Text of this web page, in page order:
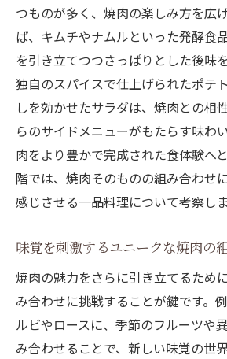
神田の焼肉店で体験する
神田の焼肉で過ごす特別
創作焼肉料理で広がる和牛の新
創作焼肉がもたらす和牛
和牛の特徴を活かした創作
創作焼肉で楽しむ和牛の季
和牛と異文化の融合が生む
創作焼肉で挑戦する和牛の
焼肉を通じた特別な瞬間の演
特別な瞬間を彩る焼肉の演
焼肉で過ごすロマンティッ
焼肉体験をより楽しくす
つものが多く、焼肉の楽しみ方を広
ば、キムチやナムルといった発酵食
を引き立てつつさっぱりとした後味
独自のスパイスで仕上げられたポテ
しを効かせたサラダは、焼肉との相
らのサイドメニューがもたらす味わ
肉をより豊かで完成された食体験へ
階では、焼肉そのものの組み合わせ
感じさせる一品料理について考察しま
味覚を刺激するユニークな焼肉の
焼肉の魅力をさらに引き立てるため
み合わせに挑戦することが鍵です。
ルビやロースに、季節のフルーツや
み合わせることで、新しい味覚の世